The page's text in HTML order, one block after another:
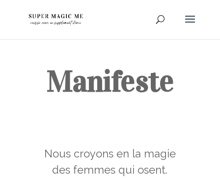
Manifeste
Nous croyons en la magie
des femmes qui osent.